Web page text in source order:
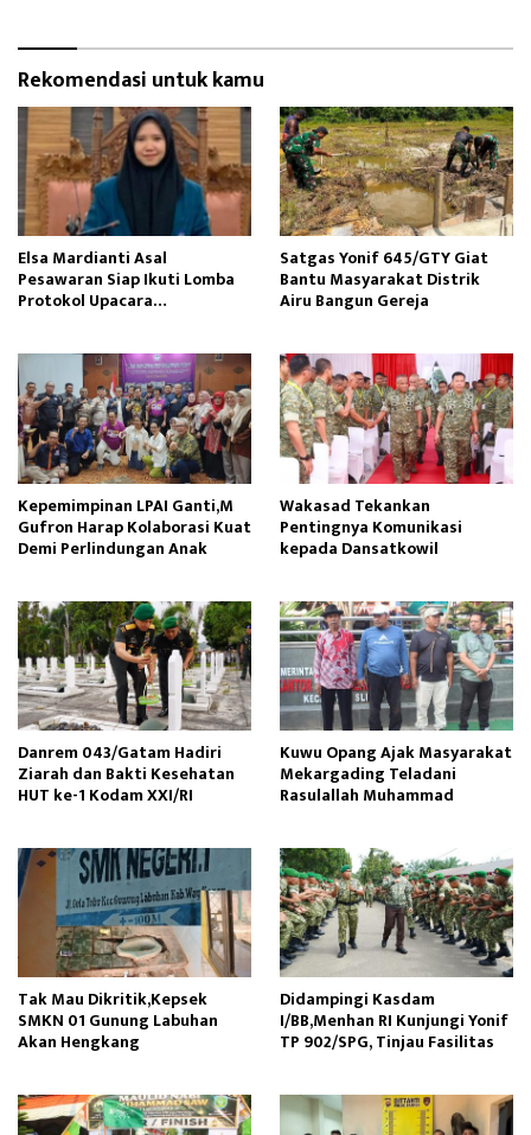
Rekomendasi untuk kamu
Elsa Mardianti Asal
Pesawaran Siap Ikuti Lomba
Protokol Upacara
Satgas Yonif 645/GTY Giat
Bantu Masyarakat Distrik
Airu Bangun Gereja ‎
Kepemimpinan LPAI Ganti,M
Gufron Harap Kolaborasi Kuat
Demi Perlindungan Anak
Wakasad Tekankan
Pentingnya Komunikasi
kepada Dansatkowil
Danrem 043/Gatam Hadiri
Ziarah dan Bakti Kesehatan
HUT ke-1 Kodam XXI/RI
Kuwu Opang Ajak Masyarakat
Mekargading Teladani
Rasulallah Muhammad
Tak Mau Dikritik,Kepsek
SMKN 01 Gunung Labuhan
Akan Hengkang
Didampingi Kasdam
I/BB,Menhan RI Kunjungi Yonif
TP 902/SPG, Tinjau Fasilitas